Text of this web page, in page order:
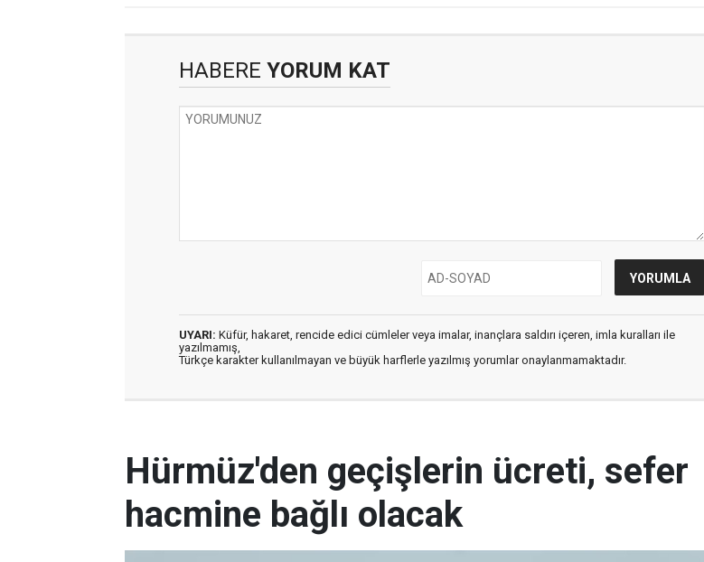
HABERE YORUM KAT
UYARI: Küfür, hakaret, rencide edici cümleler veya imalar, inançlara saldırı içeren, imla kuralları ile
yazılmamış,
Türkçe karakter kullanılmayan ve büyük harflerle yazılmış yorumlar onaylanmamaktadır.
Hürmüz'den geçişlerin ücreti, sefer
hacmine bağlı olacak